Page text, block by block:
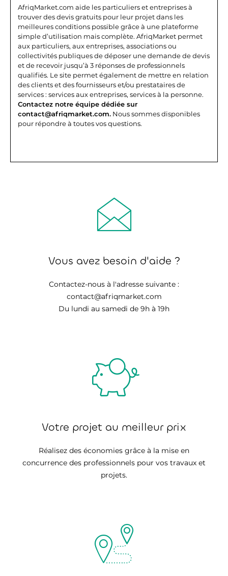
AfriqMarket.com aide les particuliers et entreprises à
trouver des devis gratuits pour leur projet dans les
meilleures conditions possible grâce à une plateforme
simple d’utilisation mais complète. AfriqMarket permet
aux particuliers, aux entreprises, associations ou
collectivités publiques de déposer une demande de devis
et de recevoir jusqu’à 3 réponses de professionnels
qualifiés. Le site permet également de mettre en relation
des clients et des fournisseurs et/ou prestataires de
services : services aux entreprises, services à la personne.
Contactez notre équipe dédiée sur
contact@afriqmarket.com. Nous sommes disponibles
pour répondre à toutes vos questions.
Vous avez besoin d'aide ?
Contactez-nous à l'adresse suivante :
contact@afriqmarket.com
Du lundi au samedi de 9h à 19h
Votre projet au meilleur prix
Réalisez des économies grâce à la mise en
concurrence des professionnels pour vos travaux et
projets.